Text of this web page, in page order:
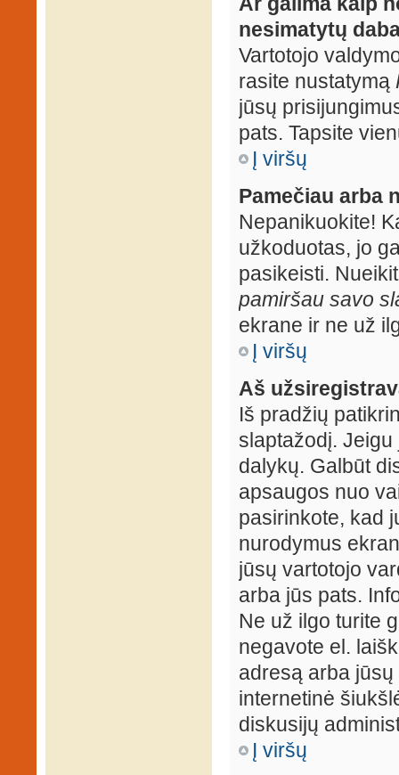
nesimatytų
Vartotojo
rasite nustatymą
jūsų
pats. Tapsite
Į viršų
Pamečiau arba
Nepanikuokite!
užkoduotas, jo
pasikeisti.
pamiršau savo
ekrane ir ne už
Į viršų
Aš
Iš pradžių
slaptažodį.
dalykų. Galbūt
apsaugos nuo
pasirinkote, kad
nurodymus
jūsų vartotojo
arba jūs pats.
Ne už ilgo turite
negavote el.
adresą arba
internetinė
diskusijų
Į viršų